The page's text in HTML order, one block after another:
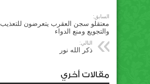
السابق:
معتقلو سجن العقرب يتعرضون للتعذيب
والتجويع ومنع الدواء
التالي:
ذكر الله نور
مقالات أخري